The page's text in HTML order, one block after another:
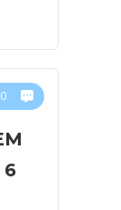
0
6